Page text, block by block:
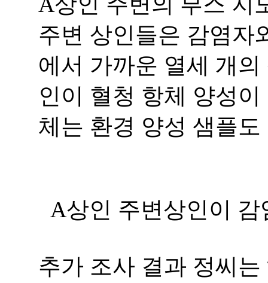
주변 상인들은 감염자
에서 가까운 열세 개
인이 혈청 항체 양성
체는 환경 양성 샘플도
A상인 주변상인이
추가 조사 결과 정씨